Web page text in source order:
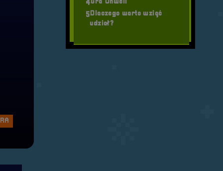
4Gra Unwell
5Dlaczego warto wziąć
udział?